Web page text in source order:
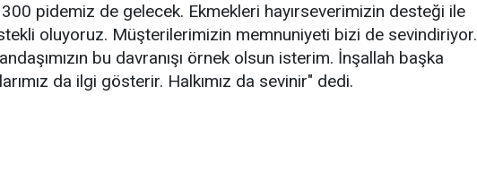
300 pidemiz de gelecek. Ekmekleri hayırseverimizin desteği ile
oluyoruz. Müşterilerimizin memnuniyeti bizi de sevindiriyor.
bu davranışı örnek olsun isterim. İnşallah başka
da ilgi gösterir. Halkımız da sevinir" dedi.